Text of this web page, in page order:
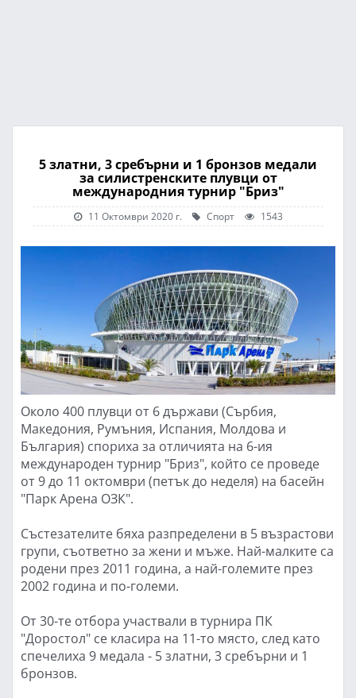
5 златни, 3 сребърни и 1 бронзов медали
за силистренските плувци от
международния турнир "Бриз"
11 Октомври 2020 г. Спорт 1543
Около 400 плувци от 6 държави (Сърбия,
Македония, Румъния, Испания, Молдова и
България) спориха за отличията на 6-ия
международен турнир "Бриз", който се проведе
от 9 до 11 октомври (петък до неделя) на басейн
"Парк Арена ОЗК".
Състезателите бяха разпределени в 5 възрастови
групи, съответно за жени и мъже. Най-малките са
родени през 2011 година, а най-големите през
2002 година и по-големи.
От 30-те отбора участвали в турнира ПК
"Доростол" се класира на 11-то място, след като
спечелиха 9 медала - 5 златни, 3 сребърни и 1
бронзов.